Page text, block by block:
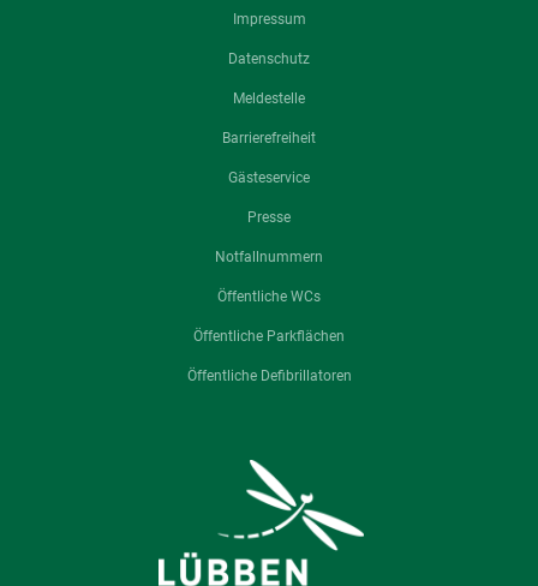
Impressum
Datenschutz
Meldestelle
Barrierefreiheit
Gästeservice
Presse
Notfallnummern
Öffentliche WCs
Öffentliche Parkflächen
Öffentliche Defibrillatoren